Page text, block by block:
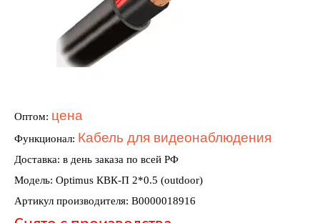
Оптом: цена
Функционал: Кабель для видеонаблюдения
Доставка: в день заказа по всей РФ
Модель: Optimus КВК-П 2*0.5 (outdoor)
Артикул производителя: В0000018916